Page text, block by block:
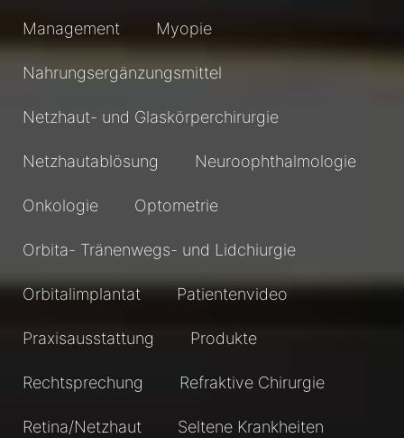
Management Myopie
Nahrungsergänzungsmittel
Netzhaut- und Glaskörperchirurgie
Netzhautablösung Neuroophthalmologie
Onkologie Optometrie
Orbita- Tränenwegs- und Lidchiurgie
Orbitalimplantat Patientenvideo
Praxisausstattung Produkte
Rechtsprechung Refraktive Chirurgie
Retina/Netzhaut Seltene Krankheiten